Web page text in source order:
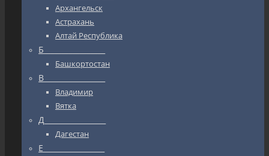
Архангельск
Астрахань
Алтай Республика
Б_________________
Башкортостан
В_________________
Владимир
Вятка
Д_________________
Дагестан
Е_________________